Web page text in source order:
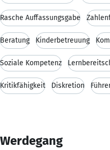
Rasche Auffassungsgabe
Beratung Kinderbetreuung
Soziale Kompetenz
Kritikfähigkeit Diskretion
Werdegang